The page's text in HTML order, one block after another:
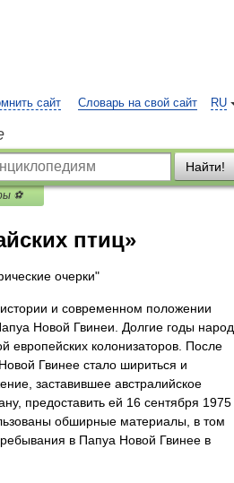
RU
сайт Словарь на свой сайт
Найти!
⚽
птиц»
очерки"
и современном положении
Новой Гвинеи. Долгие годы народ
европейских колонизаторов. После
Гвинее стало шириться и
заставившее австралийское
предоставить ей 16 сентября 1975
обширные материалы, в том
в Папуа Новой Гвинее в